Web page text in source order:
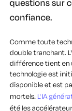
questions sur
confiance.
Comme toute
double tranchant.
différence tient en
technologie est
disponible et est
mortels. L'IA
été les